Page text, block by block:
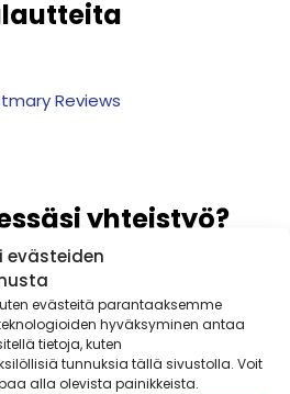
evästeiden
evästeitä parantaaksemme
hyväksyminen antaa
tietoja, kuten
tunnuksia tällä sivustolla. Voit
alla olevista painikkeista.
Reviews
yhteistyö?
suoraan